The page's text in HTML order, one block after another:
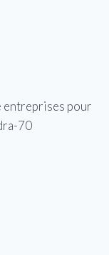
entreprises pour
70